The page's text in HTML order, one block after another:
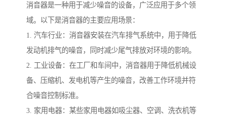
消音器是一种用于减少噪音的设备，广泛应用于多个领
域。以下是消音器的主要应用场景：
1. 汽车行业：消音器安装在汽车排气系统中，用于降低
发动机排气的噪音，同时减少尾气排放对环境的影响。
2. 工业设备：在工厂和车间中，消音器用于降低机械设
备、压缩机、发电机等产生的噪音，改善工作环境并符
合噪音控制标准。
3. 家用电器：某些家用电器如吸尘器、空调、洗衣机等